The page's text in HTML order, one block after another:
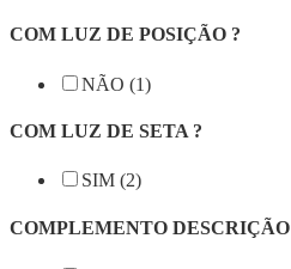
COM LUZ DE POSIÇÃO ?
NÃO (1)
COM LUZ DE SETA ?
SIM (2)
COMPLEMENTO DESCRIÇÃO